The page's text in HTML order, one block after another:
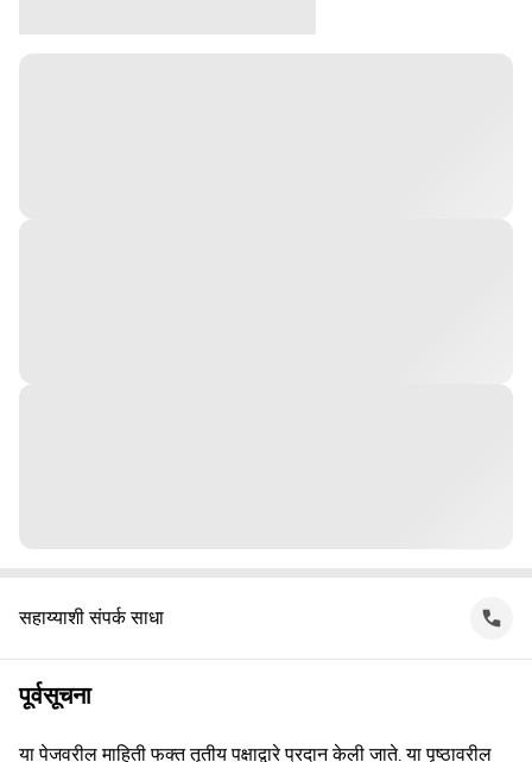
सहाय्याशी संपर्क साधा
पूर्वसूचना
या पेजवरील माहिती फक्त तृतीय पक्षाद्वारे प्रदान केली जाते. या पृष्ठावरील